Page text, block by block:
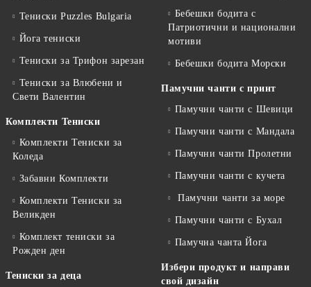
Тениски Puzzles Bulgaria
Йога тениски
Тениски за Трифон зарезан
Тениски за Влюбени и
Свети Валентин
Комплекти Тениски
Комплекти Тениски за
Коледа
Забавни Комплекти
Комплекти Тениски за
Великден
Комплект тениски за
Рожден ден
Тениски за деца
Бебешки бодита с
Патриотични и национални
мотиви
Бебешки бодита Морски
Памучни чанти с принт
Памучни чанти с Шевици
Памучни чанти с Мандала
Памучни чанти Пролетни
Памучни чанти с кучета
Памучни чанти за море
Памучни чанти с Бухал
Памучна чанта Йога
Избери продукт и направи
свой дизайн